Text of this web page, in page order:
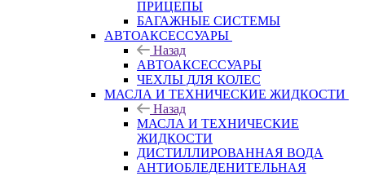
ПРИЦЕПЫ
БАГАЖНЫЕ СИСТЕМЫ
АВТОАКСЕССУАРЫ
Назад
АВТОАКСЕССУАРЫ
ЧЕХЛЫ ДЛЯ КОЛЕС
МАСЛА И ТЕХНИЧЕСКИЕ ЖИДКОСТИ
Назад
МАСЛА И ТЕХНИЧЕСКИЕ
ЖИДКОСТИ
ДИСТИЛЛИРОВАННАЯ ВОДА
АНТИОБЛЕДЕНИТЕЛЬНАЯ